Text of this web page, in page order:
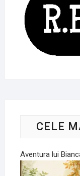
CELE
Aventura lui